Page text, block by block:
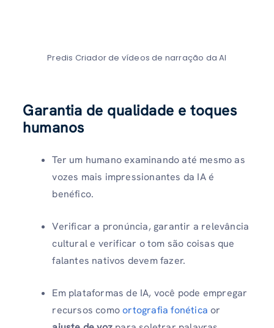
Predis Criador de vídeos de narração da AI
Garantia de qualidade e toques
humanos
Ter um humano examinando até mesmo as
vozes mais impressionantes da IA ​​é
benéfico.
Verificar a pronúncia, garantir a relevância
cultural e verificar o tom são coisas que
falantes nativos devem fazer.
Em plataformas de IA, você pode empregar
recursos comoortografia fonética or